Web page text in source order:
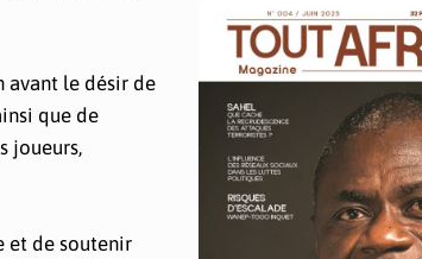
avant le désir de
que de
joueurs,
et de soutenir